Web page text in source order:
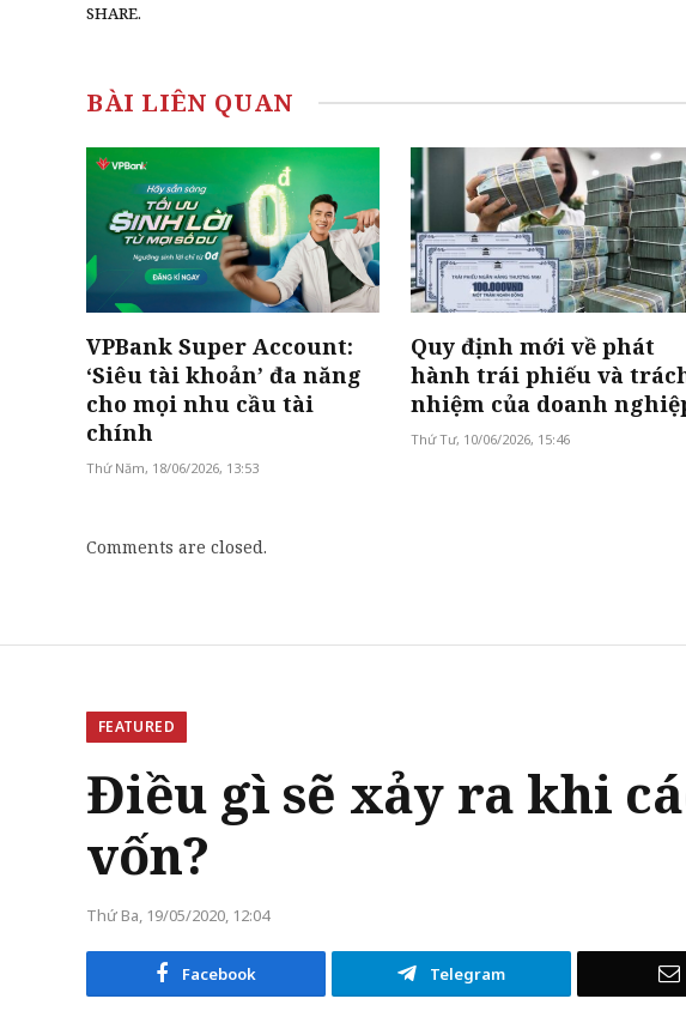
SHARE.
BÀI LIÊN QUAN
VPBank Super Account:
‘Siêu tài khoản’ đa năng
cho mọi nhu cầu tài
chính
Thứ Năm, 18/06/2026, 13:53
Quy định mới về phát
hành trái phiếu và
nhiệm của doanh
Thứ Tư, 10/06/2026, 15:46
Comments are closed.
FEATURED
Điều gì sẽ xảy ra khi
vốn?
Thứ Ba, 19/05/2020, 12:04
Facebook Telegram